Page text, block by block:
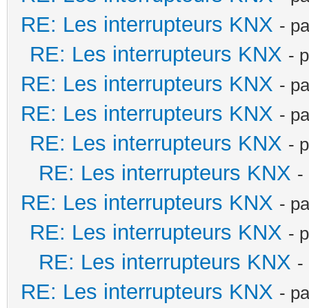
RE: Les interrupteurs KNX -
RE: Les interrupteurs KNX -
RE: Les interrupteurs KNX -
RE: Les interrupteurs KNX -
RE: Les interrupteurs KNX -
RE: Les interrupteurs KNX -
RE: Les interrupteurs KNX -
RE: Les interrupteurs KNX -
RE: Les interrupteurs KNX -
RE: Les interrupteurs KNX -